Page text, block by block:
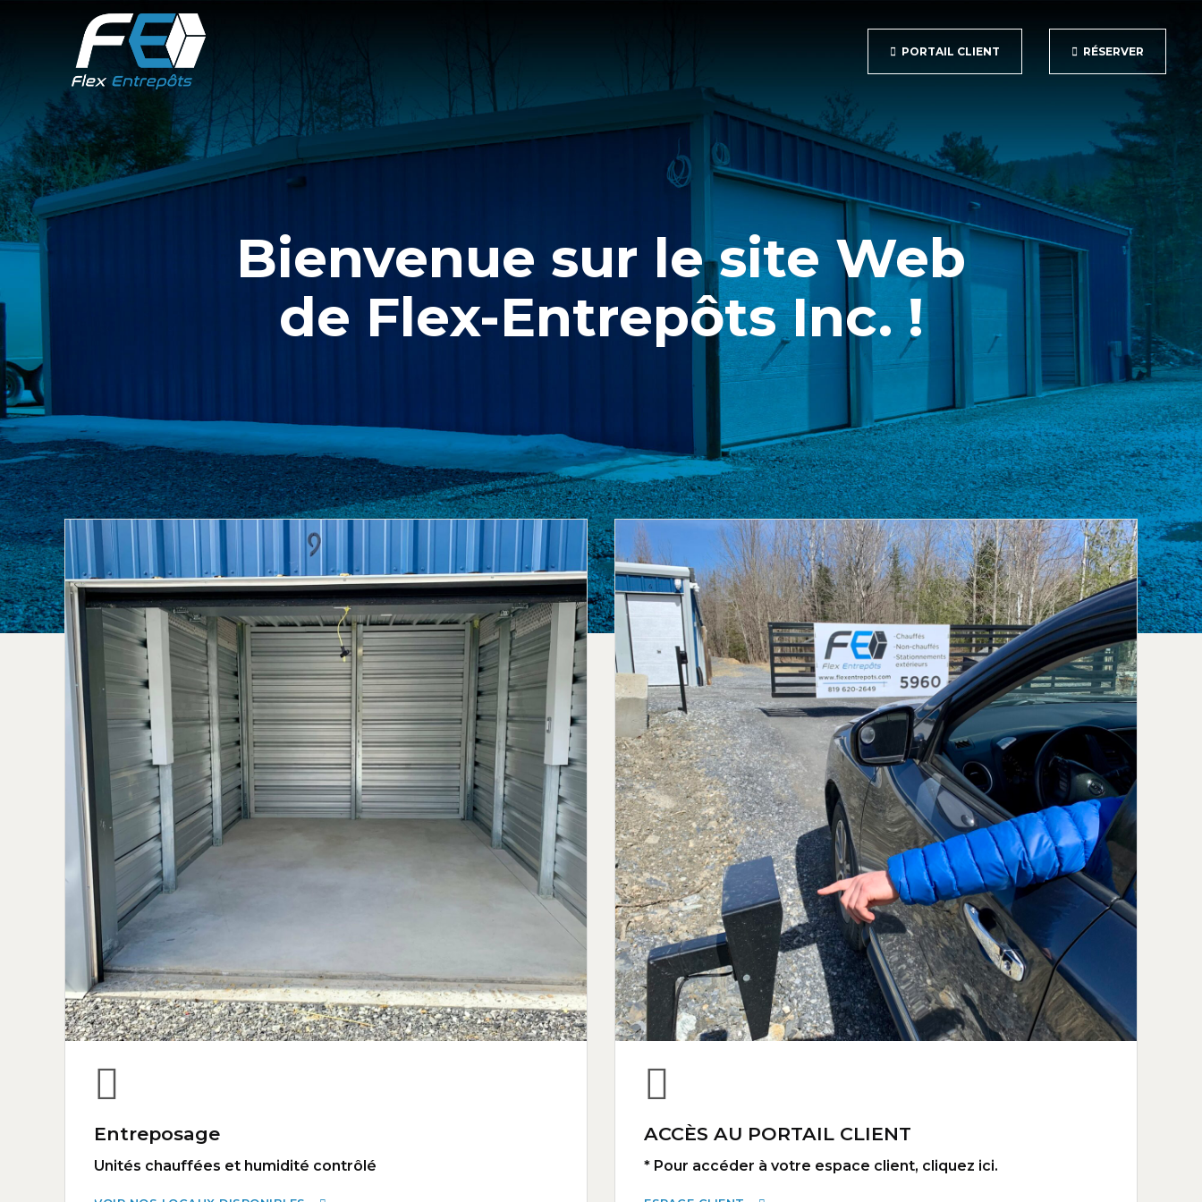
PORTAIL CLIENT RÉSERVER
Bienvenue sur le site Web
de Flex-Entrepôts Inc. !
Entreposage
Unités chauffées et humidité contrôlé
ACCÈS AU PORTAIL CLIENT
* Pour accéder à votre espace client, cliquez ici.